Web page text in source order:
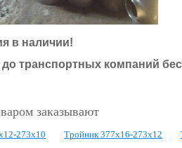
в наличии!
до транспортных компаний
заказывают
273х10 Тройник 377х16-273х12